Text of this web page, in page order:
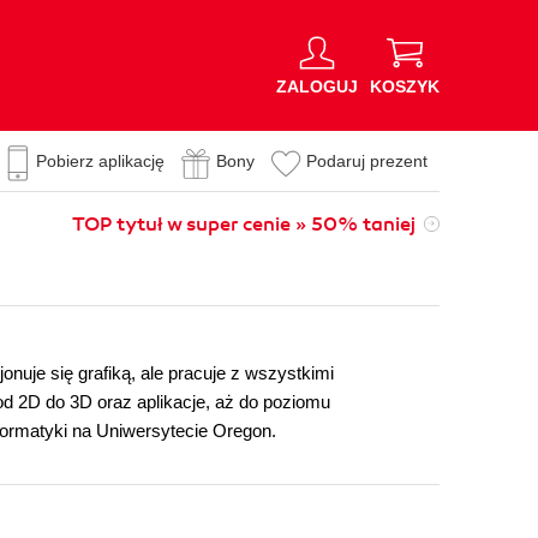
ZALOGUJ KOSZYK
Pobierz aplikację Bony Podaruj prezent
TOP tytuł w super cenie » 50% taniej
się grafiką, ale pracuje z wszystkimi
2D do 3D oraz aplikacje, aż do poziomu
na Uniwersytecie Oregon.